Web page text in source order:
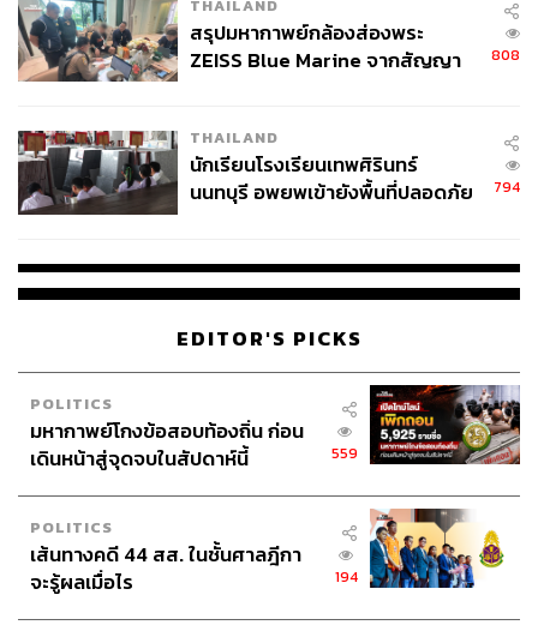
ABOUT THE AUTHOR
ลัลน์ลลิต ศรีจันทร์ดร
Content Creator THE STANDARD WEALTH
THAILAND
สรุปมหากาพย์กล้องส่องพระ
ZEISS Blue Marine จากสัญญา
จ่ายหนี้-แอบระบุแบรนด์
808
THAILAND
นักเรียนโรงเรียนเทพศิรินทร์
นนทบุรี อพยพเข้ายังพื้นที่ปลอดภัย
794
EDITOR'S PICKS
POLITICS
มหากาพย์โกงข้อสอบท้องถิ่น ก่อน
เดินหน้าสู่จุดจบในสัปดาห์นี้
559
POLITICS
เส้นทางคดี 44 สส. ในชั้นศาลฎีกา
จะรู้ผลเมื่อไร
194